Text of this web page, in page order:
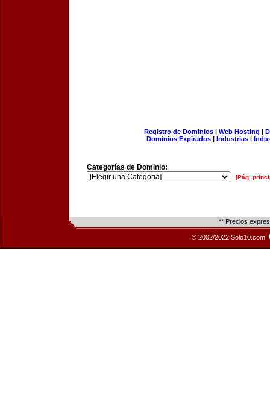
Registro de Dominios| Web Hosting |
Dominios Expirados | Industrias |
Categorías de Dominio:
[Pág.
** Precios
© 2002/2022 Solo10.com